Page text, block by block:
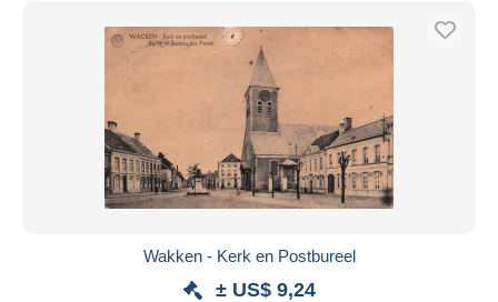
Wakken - Kerk en Postbureel
± US$ 9,24